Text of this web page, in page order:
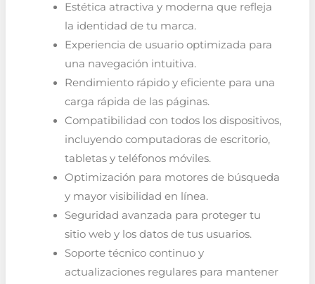
Estética atractiva y moderna que refleja
la identidad de tu marca.
Experiencia de usuario optimizada para
una navegación intuitiva.
Rendimiento rápido y eficiente para una
carga rápida de las páginas.
Compatibilidad con todos los dispositivos,
incluyendo computadoras de escritorio,
tabletas y teléfonos móviles.
Optimización para motores de búsqueda
y mayor visibilidad en línea.
Seguridad avanzada para proteger tu
sitio web y los datos de tus usuarios.
Soporte técnico continuo y
actualizaciones regulares para mantener